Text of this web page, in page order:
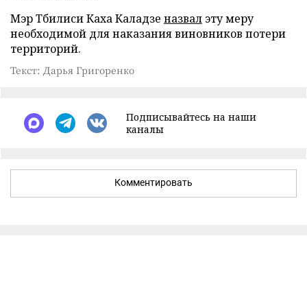
Мэр Тбилиси Каха Каладзе назвал эту меру
необходимой для наказания виновников потери
территорий.
Текст: Дарья Григоренко
Подписывайтесь на наши
каналы
Комментировать